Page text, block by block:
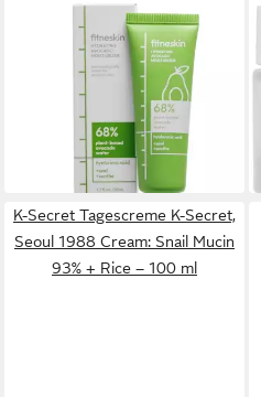
FITNESKIN
Tagescreme FITNESKIN,
Hydrating Avocado
Moisturizer - 50 ml
(200,00 €/ 1 l)
in 4-5 Werktagen bei dir
K-Secret Tagescreme K-Secret,
Seoul 1988 Cream: Snail Mucin
93% + Rice – 100 ml